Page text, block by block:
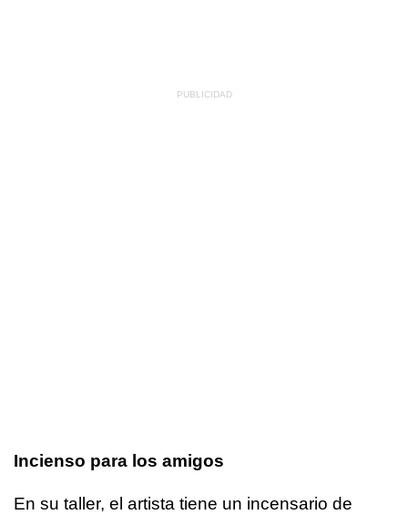
Incienso para los amigos
En su taller, el artista tiene un incensario de